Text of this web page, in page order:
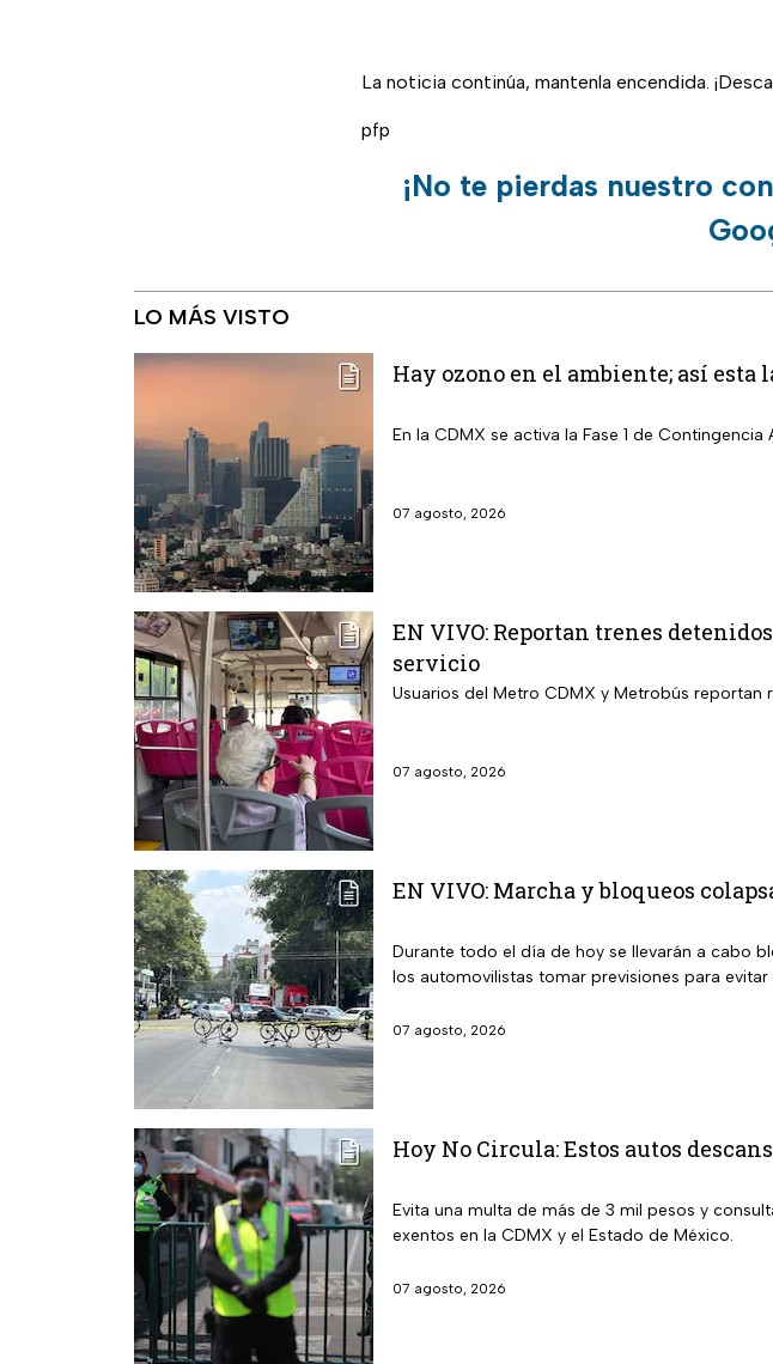
La noticia continúa, mantenla encendida.
pfp
¡No te pierdas nuestro
LO MÁS VISTO
Hay ozono en el ambiente; así esta
En la CDMX se activa la Fase 1 de
07 agosto, 2026
EN VIVO: Reportan trenes
servicio
Usuarios del Metro CDMX y Metrobús reportan
07 agosto, 2026
EN VIVO: Marcha y bloqueos
Durante todo el día de hoy se llevarán a cabo
los automovilistas tomar previsiones para evitar
07 agosto, 2026
Hoy No Circula: Estos autos
Evita una multa de más de 3 mil pesos y
exentos en la CDMX y el Estado de México.
07 agosto, 2026